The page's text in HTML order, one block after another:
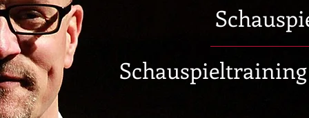
Schauspielkurs
Theaterunterricht
Erwachsene